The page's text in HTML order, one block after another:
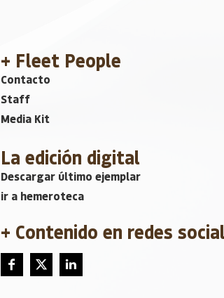
+ Fleet People
Contacto
Staff
Media Kit
La edición digital
Descargar último ejemplar
ir a hemeroteca
+ Contenido en redes